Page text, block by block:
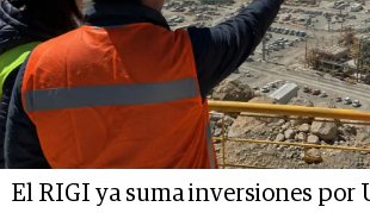
El RIGI ya suma inversiones por